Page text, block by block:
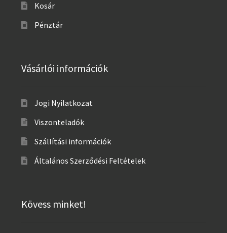
Kosár
Pénztár
Vásárlói információk
Jogi Nyilatkozat
Viszonteladók
Szállítási információk
Általános Szerződési Feltételek
Kövess minket!